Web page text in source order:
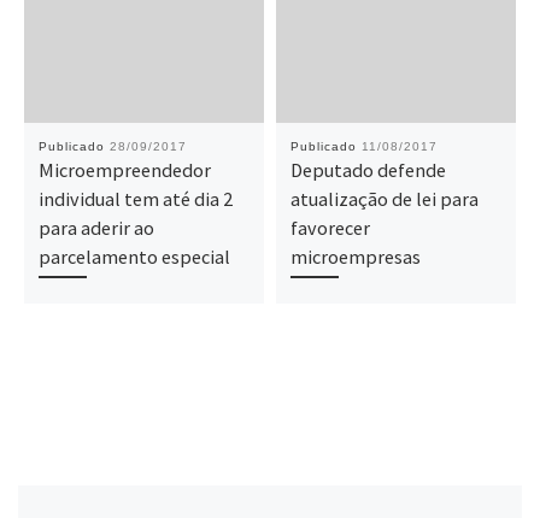
Publicado 28/09/2017
Microempreendedor
individual tem até dia 2
para aderir ao
parcelamento especial
Publicado 11/08/2017
Deputado defende
atualização de lei para
favorecer
microempresas